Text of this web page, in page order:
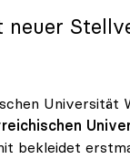
Universität
bekleidet